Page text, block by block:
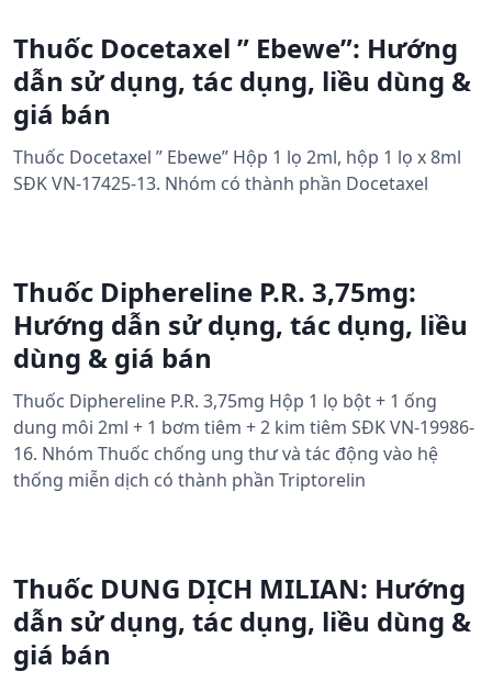
Thuốc Docetaxel ” Ebewe”: Hướng
dẫn sử dụng, tác dụng, liều dùng &
giá bán
Thuốc Docetaxel ” Ebewe” Hộp 1 lọ 2ml, hộp 1 lọ x 8ml
SĐK VN-17425-13. Nhóm có thành phần Docetaxel
Thuốc Diphereline P.R. 3,75mg:
Hướng dẫn sử dụng, tác dụng, liều
dùng & giá bán
Thuốc Diphereline P.R. 3,75mg Hộp 1 lọ bột + 1 ống
dung môi 2ml + 1 bơm tiêm + 2 kim tiêm SĐK VN-19986-
16. Nhóm Thuốc chống ung thư và tác động vào hệ
thống miễn dịch có thành phần Triptorelin
Thuốc DUNG DỊCH MILIAN: Hướng
dẫn sử dụng, tác dụng, liều dùng &
giá bán